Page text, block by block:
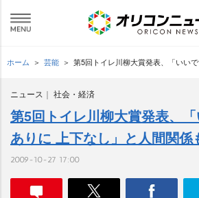
ホーム 芸能 第5回トイレ川柳大賞発表、「いい
ニュース 社会・経済
第5回トイレ川柳大賞発表、
ありに 上下なし」と人間関係
2009-10-27 17:00